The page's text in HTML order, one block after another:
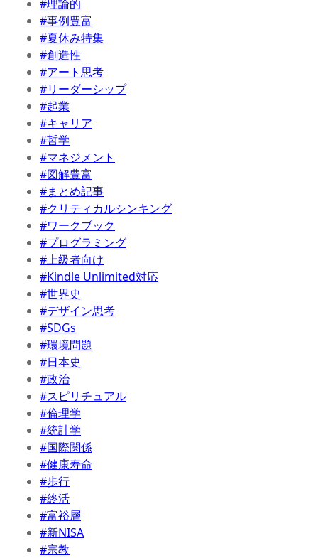
#理論的
#事例豊富
#夏休み特集
#創造性
#アート思考
#リーダーシップ
#起業
#キャリア
#哲学
#マネジメント
#図解豊富
#まとめ記事
#クリティカルシンキング
#ワークブック
#プログラミング
#上級者向け
#Kindle Unlimited対応
#世界史
#デザイン思考
#SDGs
#環境問題
#日本史
#政治
#スピリチュアル
#倫理学
#統計学
#国際関係
#健康寿命
#歩行
#終活
#富裕層
#新NISA
#宗教